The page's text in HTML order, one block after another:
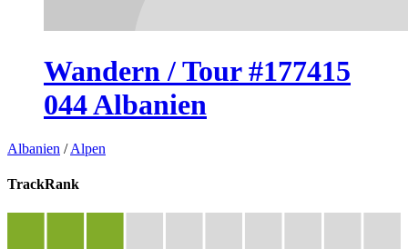
Wandern / Tour #177415
044 Albanien
Albanien /Alpen
TrackRank